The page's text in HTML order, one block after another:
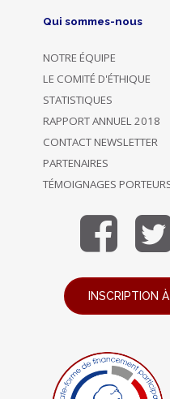
Qui sommes-nous
NOTRE ÉQUIPE
LE COMITÉ D'ÉTHIQUE
STATISTIQUES
RAPPORT ANNUEL 2018
CONTACT NEWSLETTER
PARTENAIRES
TÉMOIGNAGES
INSCRIPTION